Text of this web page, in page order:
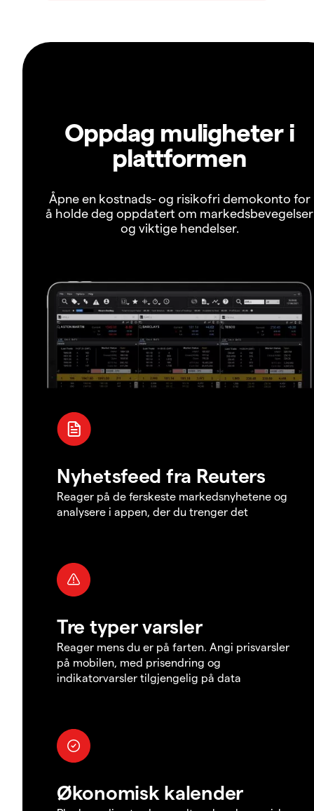
Oppdag muligheter i
plattformen
Åpne en kostnads- og risikofri demokonto for
å holde deg oppdatert om markedsbevegelser
og viktige hendelser.
Nyhetsfeed fra Reuters
Reager på de ferskeste markedsnyhetene og
analysere i appen, der du trenger det
Tre typer varsler
Reager mens du er på farten. Angi prisvarsler
på mobilen, med prisendring og
indikatorvarsler tilgjengelig på data
Økonomisk kalender